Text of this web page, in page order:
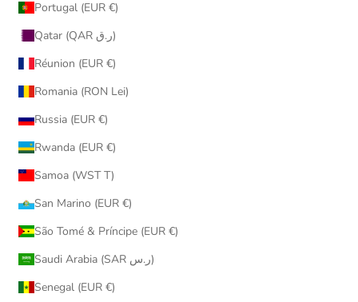
Portugal (EUR €)
Qatar (QAR ر.ق)
Réunion (EUR €)
Romania (RON Lei)
Russia (EUR €)
Rwanda (EUR €)
Samoa (WST T)
San Marino (EUR €)
São Tomé & Príncipe (EUR €)
Saudi Arabia (SAR ر.س)
Senegal (EUR €)